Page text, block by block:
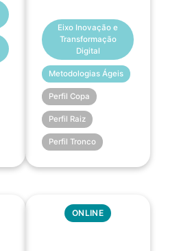
Eixo Inovação e
Transformação
Digital
Metodologias Ágeis
Perfil Copa
Perfil Raiz
Perfil Tronco
ONLINE